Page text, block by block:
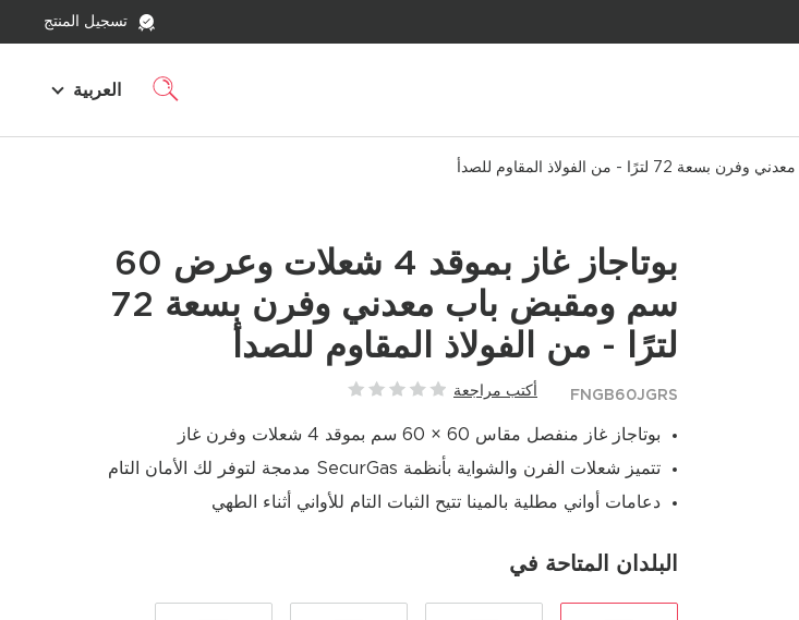
تسجيل المنتج
العربية
بوتاجاز غاز بموقد 4 شعلات وعرض 60
سم ومقبض باب معدني وفرن بسعة 72
لترًا - من الفولاذ المقاوم للصدأ
FNGB60JGRS أكتب مراجعة
بوتاجاز غاز منفصل مقاس 60 × 60 سم بموقد 4 شعلات وفرن غاز
تتميز شعلات الفرن والشواية بأنظمة SecurGas مدمجة لتوفر لك الأمان التام
دعامات أواني مطلية بالمينا تتيح الثبات التام للأواني أثناء الطهي
البلدان المتاحة في